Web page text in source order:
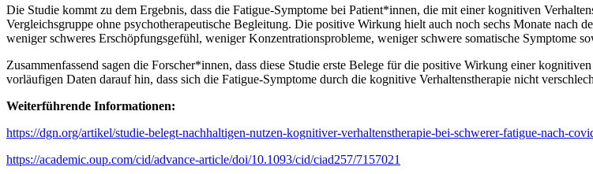
Die Studie kommt zu dem Ergebnis, dass die Fatigue-Symptome bei Patient*innen, die mit einer kognitiven
Vergleichsgruppe ohne psychotherapeutische Begleitung. Die positive Wirkung hielt auch noch sechs Monate nach
weniger schweres Erschöpfungsgefühl, weniger Konzentrationsprobleme, weniger schwere somatische Symptome
Zusammenfassend sagen die Forscher*innen, dass diese Studie erste Belege für die positive Wirkung einer
vorläufigen Daten darauf hin, dass sich die Fatigue-Symptome durch die kognitive Verhaltenstherapie nicht
Weiterführende Informationen:
https://dgn.org/artikel/studie-belegt-nachhaltigen-nutzen-kognitiver-verhaltenstherapie-bei-schwerer-fatigue-nach-
https://academic.oup.com/cid/advance-article/doi/10.1093/cid/ciad257/7157021